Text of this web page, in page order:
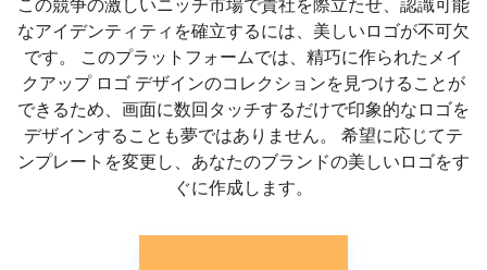
この競争の激しいニッチ市場で貴社を際立たせ、認識可能
なアイデンティティを確立するには、美しいロゴが不可欠
です。 このプラットフォームでは、精巧に作られたメイ
クアップ ロゴ デザインのコレクションを見つけることが
できるため、画面に数回タッチするだけで印象的なロゴを
デザインすることも夢ではありません。 希望に応じてテ
ンプレートを変更し、あなたのブランドの美しいロゴをす
ぐに作成します。